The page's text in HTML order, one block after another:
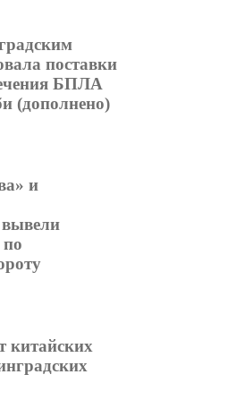
поставки
БПЛА
(дополнено)
и
вывели
китайских